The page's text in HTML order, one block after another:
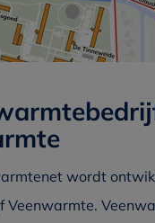
wordt